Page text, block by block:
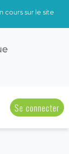
cours sur le site
Se connecter